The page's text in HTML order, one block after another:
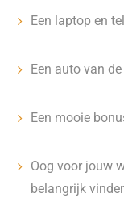
Een laptop en
Een auto van
Een mooie
Oog voor jouw
belangrijk